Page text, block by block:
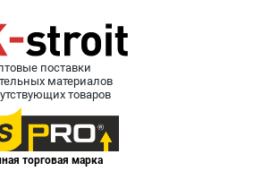
поставки
материалов
товаров
торговая марка